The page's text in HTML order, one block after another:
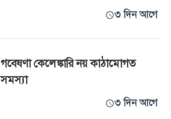
৩ দিন আগে
গবেষণা কেলেঙ্কারি নয় কাঠামোগত
সমস্যা
৩ দিন আগে